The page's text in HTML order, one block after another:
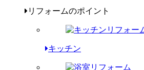
リフォームのポイント
キッチン